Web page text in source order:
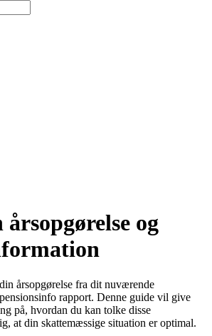
og
årsopgørelse fra dit nuværende
rapport. Denne guide vil give
på, hvordan du kan tolke disse
at din skattemæssige situation er optimal.